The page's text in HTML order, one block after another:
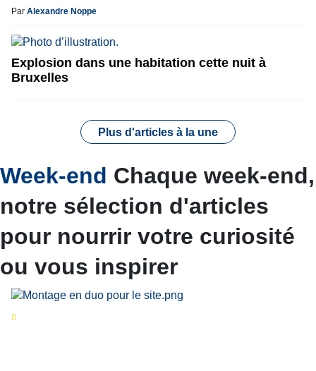
Par Alexandre Noppe
Explosion dans une habitation cette nuit à
Bruxelles
Plus d'articles à la une
Week-end Chaque week-end,
notre sélection d'articles
pour nourrir votre curiosité
ou vous inspirer